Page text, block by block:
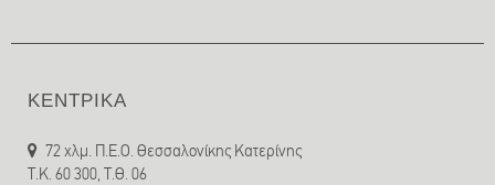
ΚΕΝΤΡΙΚΑ
72 χλμ. Π.Ε.Ο. Θεσσαλονίκης Κατερίνης
T.K. 60 300, Τ.Θ. 06